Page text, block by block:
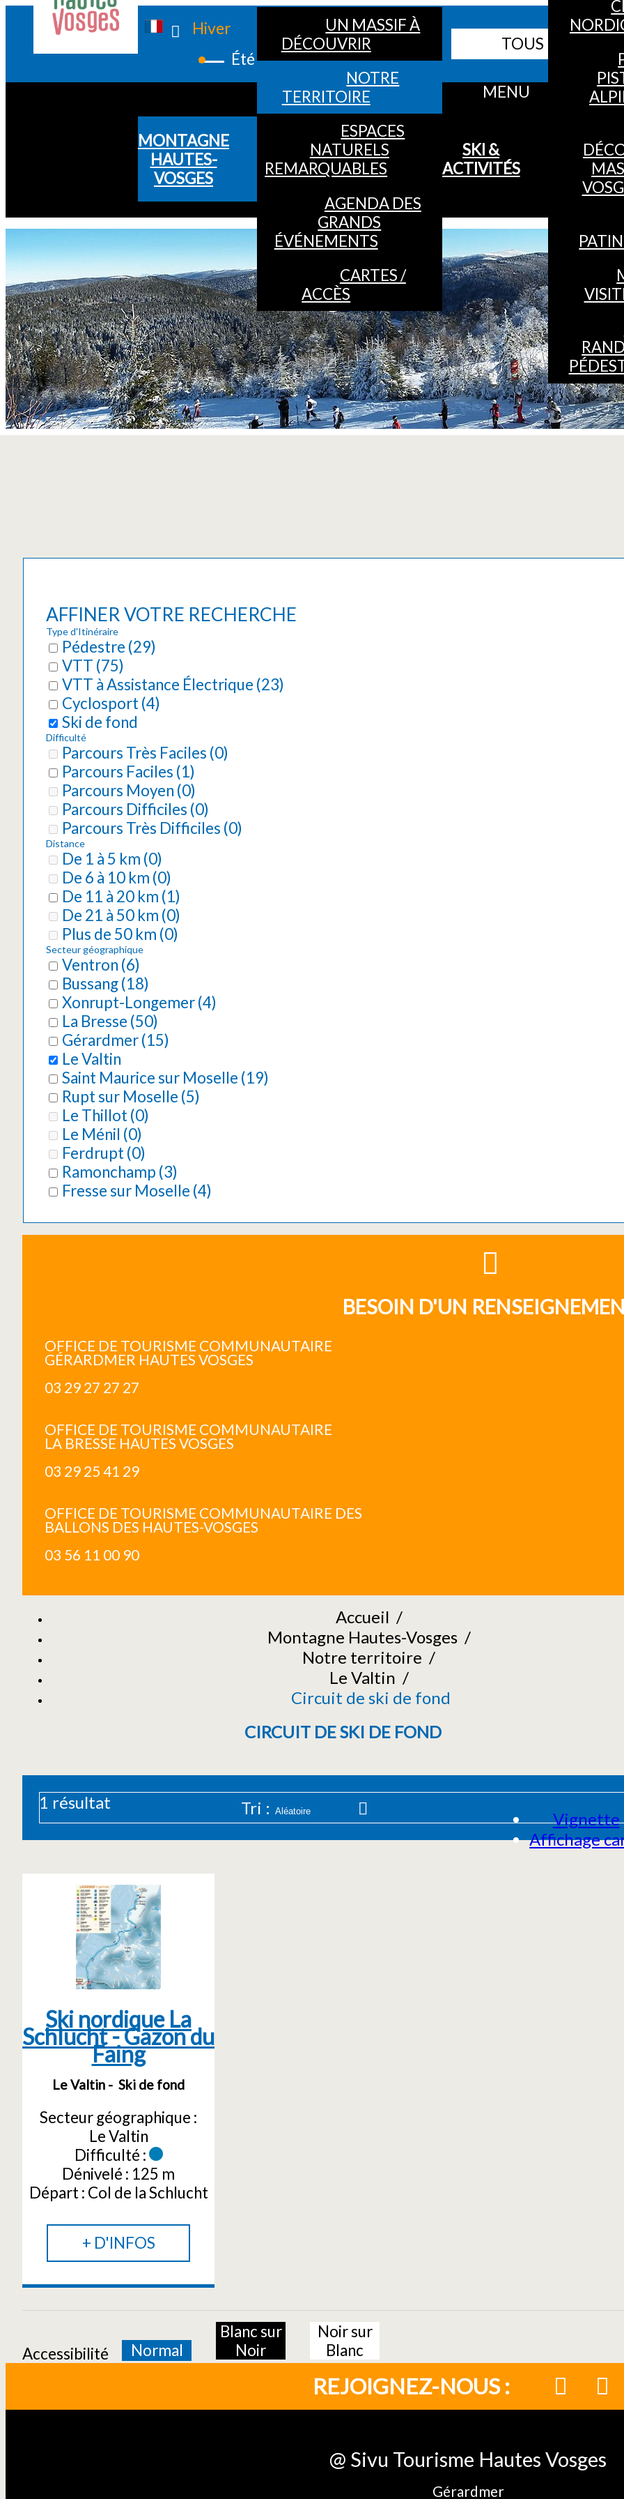
Hiver
Été
Webcams
Bulletin neige
TOUS LES SITES
MENU
MONTAGNE
HAUTES-
VOSGES
UN MASSIF À
DÉCOUVRIR
NOTRE
TERRITOIRE
ESPACES
NATURELS
REMARQUABLES
AGENDA DES
GRANDS
ÉVÉNEMENTS
CARTES /
ACCÈS
SKI &
ACTIVITÉS
AFFINER VOTRE RECHERCHE
Type d'Itinéraire
Pédestre (29)
VTT (75)
VTT à Assistance Électrique (23)
Cyclosport(4)
Ski de fond
Difficulté
Parcours Très Faciles (0)
Parcours Faciles (1)
Parcours Moyen (0)
Parcours Difficiles (0)
Parcours Très Difficiles (0)
Distance
De 1 à 5 km (0)
De 6 à 10 km (0)
De 11 à 20 km (1)
De 21 à 50 km (0)
Plus de 50 km (0)
Secteur géographique
Ventron (6)
Bussang(18)
Xonrupt-Longemer(4)
La Bresse (50)
Gérardmer(15)
Le Valtin
Saint Maurice sur Moselle (19)
Rupt sur Moselle (5)
Le Thillot(0)
Le Ménil (0)
Ferdrupt(0)
Ramonchamp (3)
Fresse sur Moselle (4)
BESOIN D'UN
OFFICE DE TOURISME COMMUNAUTAIRE
GÉRARDMER HAUTES VOSGES
03 29 27 27 27
OFFICE DE TOURISME COMMUNAUTAIRE
LA BRESSE HAUTES VOSGES
03 29 25 41 29
OFFICE DE TOURISME COMMUNAUTAIRE DES
BALLONS DES HAUTES-VOSGES
03 56 11 00 90
Accueil /
Montagne Hautes-Vosges /
Notre territoire /
Le Valtin /
Circuit de ski de fond
CIRCUIT DE SKI DE FOND
Vignette
Affichage
1 résultat Tri :
Ski nordique La
Schlucht - Gazon du
Faing
Le Valtin Ski de fond
Secteur géographique :
Le Valtin
Difficulté :
Dénivelé : 125 m
Départ : Col de la Schlucht
+ D'INFOS
Accessibilité Normal
Blanc sur
Noir
Noir sur
Blanc
REJOIGNEZ-NOUS :
@ Sivu Tourisme Hautes Vosges
Gérardmer